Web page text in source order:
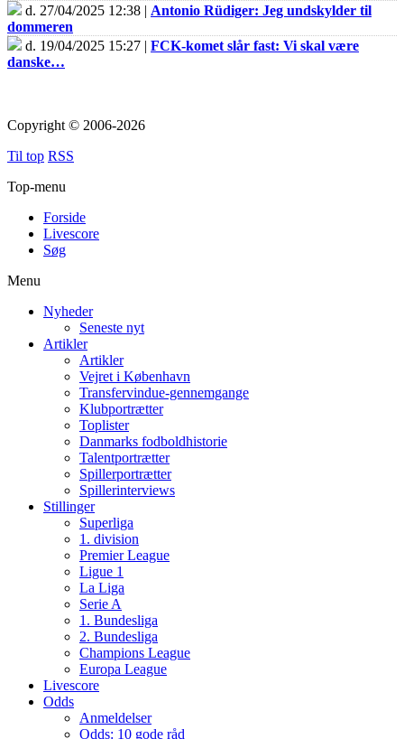
d. 27/04/2025 12:38 | Antonio Rüdiger: Jeg undskylder til
dommeren
d. 19/04/2025 15:27 | FCK-komet slår fast: Vi skal være
danske…
Copyright © 2006-2026
Til top RSS
Top-menu
Forside
Livescore
Søg
Menu
Nyheder
Seneste nyt
Artikler
Artikler
Vejret i København
Transfervindue-gennemgange
Klubportrætter
Toplister
Danmarks fodboldhistorie
Talentportrætter
Spillerportrætter
Spillerinterviews
Stillinger
Superliga
1. division
Premier League
Ligue 1
La Liga
Serie A
1. Bundesliga
2. Bundesliga
Champions League
Europa League
Livescore
Odds
Anmeldelser
Odds: 10 gode råd